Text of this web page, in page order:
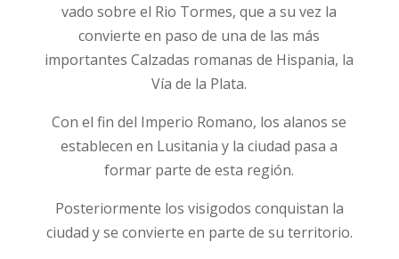
vado sobre el Rio Tormes, que a su vez la
convierte en paso de una de las más
importantes Calzadas romanas de Hispania, la
Vía de la Plata.
Con el fin del Imperio Romano, los alanos se
establecen en Lusitania y la ciudad pasa a
formar parte de esta región.
Posteriormente los visigodos conquistan la
ciudad y se convierte en parte de su territorio.